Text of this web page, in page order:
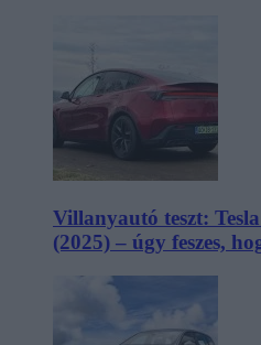
Villanyautó teszt:
(2025) – úgy feszes,